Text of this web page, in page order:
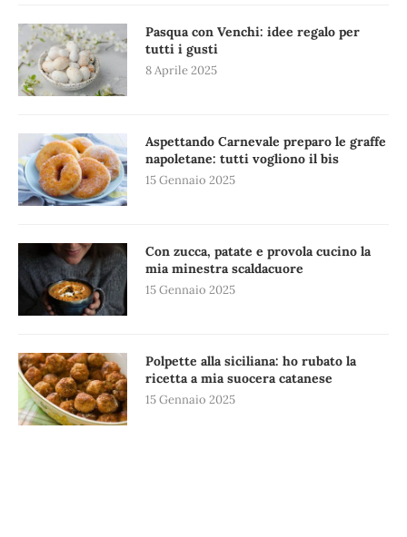
Pasqua con Venchi: idee regalo per
tutti i gusti
8 Aprile 2025
Aspettando Carnevale preparo le graffe
napoletane: tutti vogliono il bis
15 Gennaio 2025
Con zucca, patate e provola cucino la
mia minestra scaldacuore
15 Gennaio 2025
Polpette alla siciliana: ho rubato la
ricetta a mia suocera catanese
15 Gennaio 2025